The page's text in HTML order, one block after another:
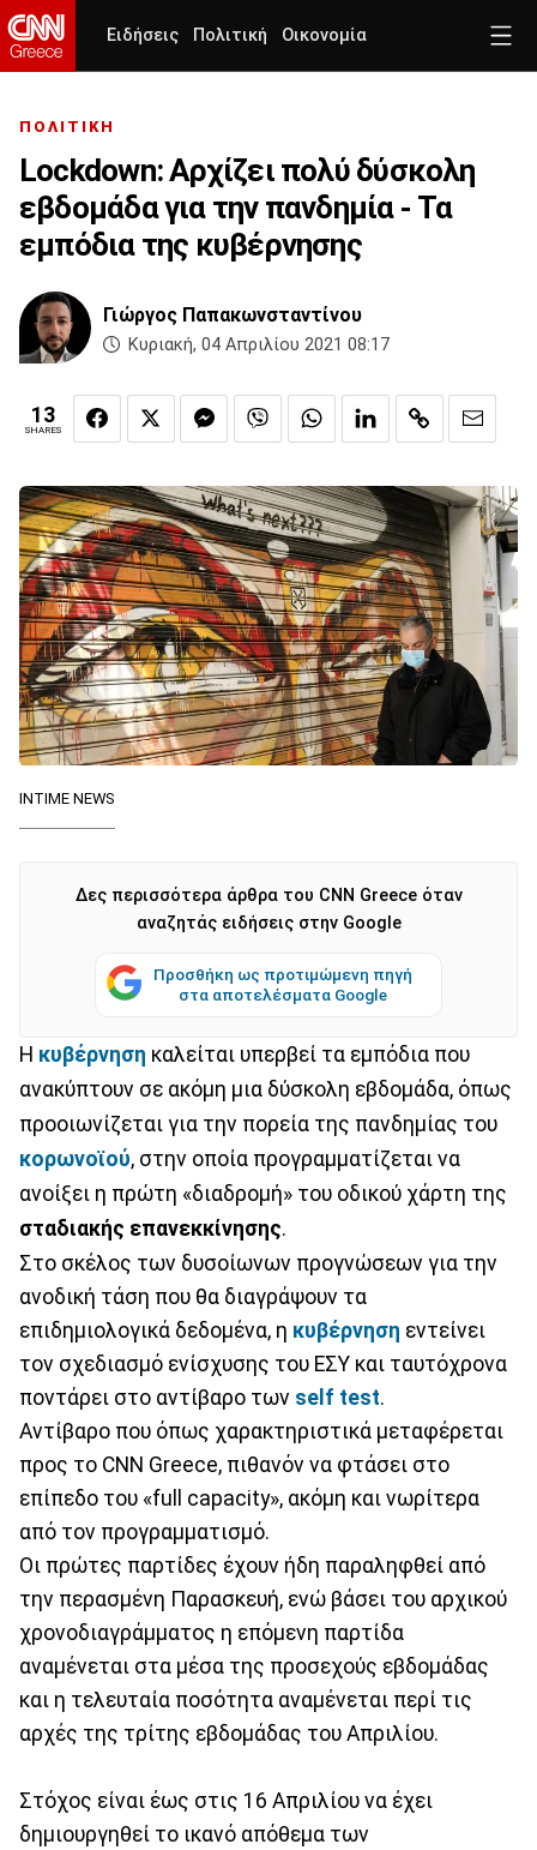
Ειδήσεις Πολιτική Οικονομία
ΠΟΛΙΤΙΚΗ
Lockdown: Αρχίζει πολύ δύσκολη
εβδομάδα για την πανδημία - Τα
εμπόδια της κυβέρνησης
Γιώργος Παπακωνσταντίνου
Κυριακή, 04 Απριλίου 2021 08:17
13
SHARES
INTIME NEWS
Δες περισσότερα άρθρα του CNN Greece όταν
αναζητάς ειδήσεις στην Google
Προσθήκη ως προτιμώμενη πηγή
στα αποτελέσματα Google
Η κυβέρνηση καλείται υπερβεί τα εμπόδια που
ανακύπτουν σε ακόμη μια δύσκολη εβδομάδα, όπως
προοιωνίζεται για την πορεία της πανδημίας του
κορωνοϊού, στην οποία προγραμματίζεται να
ανοίξει η πρώτη «διαδρομή» του οδικού χάρτη της
σταδιακής επανεκκίνησης.
Στο σκέλος των δυσοίωνων προγνώσεων για την
ανοδική τάση που θα διαγράψουν τα
επιδημιολογικά δεδομένα, η κυβέρνηση εντείνει
τον σχεδιασμό ενίσχυσης του ΕΣΥ και ταυτόχρονα
ποντάρει στο αντίβαρο των self test.
Αντίβαρο που όπως χαρακτηριστικά μεταφέρεται
προς το CNN Greece, πιθανόν να φτάσει στο
επίπεδο του «full capacity», ακόμη και νωρίτερα
από τον προγραμματισμό.
Οι πρώτες παρτίδες έχουν ήδη παραληφθεί από
την περασμένη Παρασκευή, ενώ βάσει του αρχικού
χρονοδιαγράμματος η επόμενη παρτίδα
αναμένεται στα μέσα της προσεχούς εβδομάδας
και η τελευταία ποσότητα αναμένεται περί τις
αρχές της τρίτης εβδομάδας του Απριλίου.
Στόχος είναι έως στις 16 Απριλίου να έχει
δημιουργηθεί το ικανό απόθεμα των